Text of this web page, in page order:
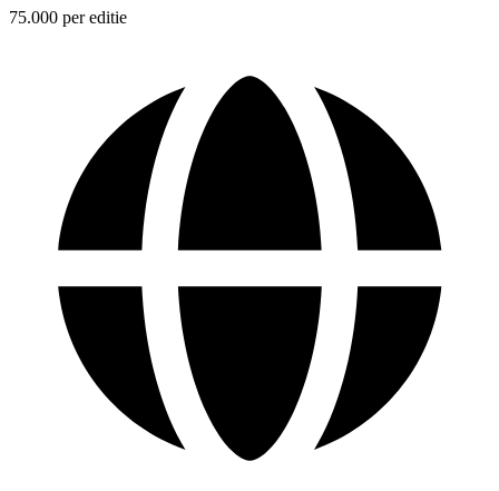
75.000 per editie